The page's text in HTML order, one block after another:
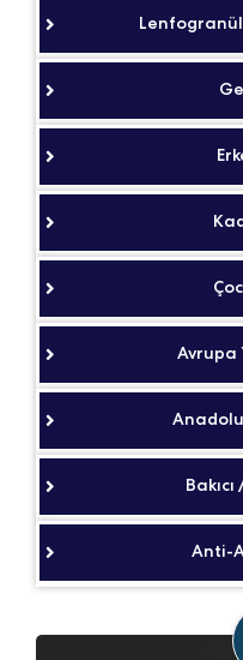
Avrupa
Anadolu
Anti-